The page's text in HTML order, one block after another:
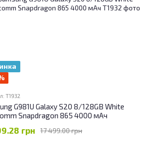
T1932
G981U Galaxy S20 8/128GB White
Snapdragon 865 4000 мАч
17 499.00 грн
грн